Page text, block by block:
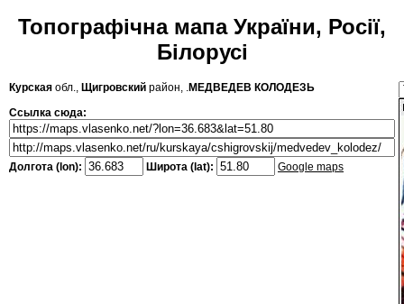
Топографічна мапа України, Росії,
Білорусі
Курская обл., Щигровский район, .МЕДВЕДЕВ КОЛОДЕЗЬ
Ссылка сюда:
Долгота (lon): Широта (lat): Google maps